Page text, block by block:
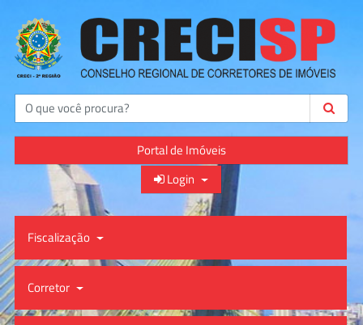
Buscar
Portal de Imóveis
Login
Fiscalização
Corretor